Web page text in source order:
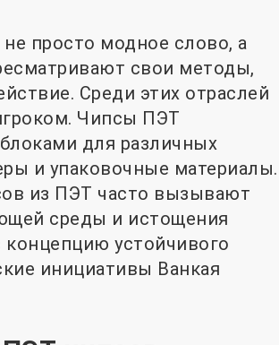
не просто модное слово, а
свои методы,
Среди этих отраслей
Чипсы ПЭТ
для различных
и упаковочные материалы.
из ПЭТ часто вызывают
среды и истощения
устойчивого
инициативы Ванкая